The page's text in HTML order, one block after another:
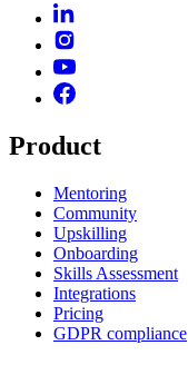
Product
Mentoring
Community
Upskilling
Onboarding
Skills Assessment
Integrations
Pricing
GDPR compliance